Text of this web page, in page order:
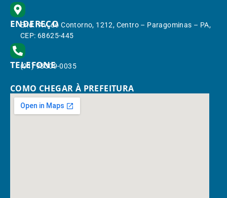
ENDEREÇO
End.: Av. do Contorno, 1212, Centro – Paragominas – PA,
CEP: 68625-445
TELEFONE
(91) 98309-0035
COMO CHEGAR À PREFEITURA